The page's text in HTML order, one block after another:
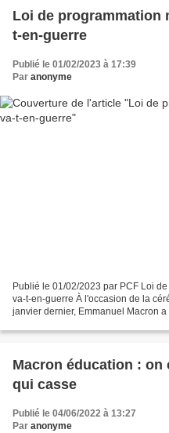
Loi de programmation
t-en-guerre
Publié le 01/02/2023 à 17:39
Par anonyme
Publié le 01/02/2023 par PCF Loi
va-t-en-guerre À l'occasion de la
janvier dernier, Emmanuel Macron
Macron éducation :
qui casse
Publié le 04/06/2022 à 13:27
Par anonyme